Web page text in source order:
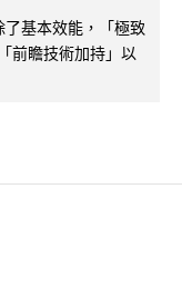
基本效能，「極致
前瞻技術加持」以